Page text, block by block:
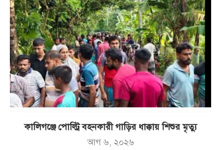
কালিগঞ্জে পোল্ট্রি বহনকারী গাড়ির ধাক্কায় শিশুর মৃত্যু
আগ ৬, ২০২৬